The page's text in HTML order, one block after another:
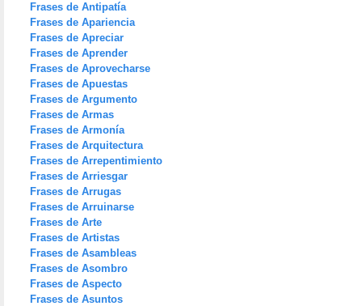
Frases de Antipatía
Frases de Apariencia
Frases de Apreciar
Frases de Aprender
Frases de Aprovecharse
Frases de Apuestas
Frases de Argumento
Frases de Armas
Frases de Armonía
Frases de Arquitectura
Frases de Arrepentimiento
Frases de Arriesgar
Frases de Arrugas
Frases de Arruinarse
Frases de Arte
Frases de Artistas
Frases de Asambleas
Frases de Asombro
Frases de Aspecto
Frases de Asuntos